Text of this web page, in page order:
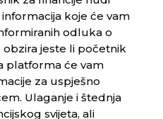
koje će vam
odluka o
obzira jeste li početnik
platforma će vam
za uspješno
Ulaganje i štednja
svijeta, ali